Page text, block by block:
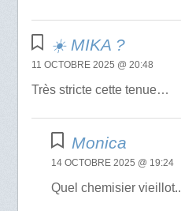
☀️ MIKA ?
11 OCTOBRE 2025 @ 20:48
Très stricte cette tenue…
Monica
14 OCTOBRE 2025 @ 19:24
Quel chemisier vieillot..